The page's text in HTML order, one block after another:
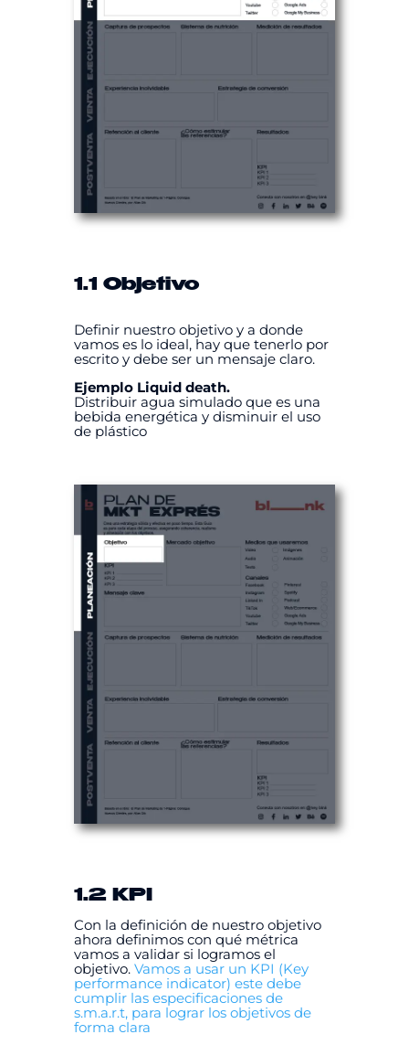
1.1 Objetivo
Definir nuestro objetivo y a donde
vamos es lo ideal, hay que tenerlo por
escrito y debe ser un mensaje claro.
Ejemplo Liquid death.
Distribuir agua simulado que es una
bebida energética y disminuir el uso
de plástico
1.2 KPI
Con la definición de nuestro objetivo
ahora definimos con qué métrica
vamos a validar si logramos el
objetivo. Vamos a usar un KPI (Key
performance indicator) este debe
cumplir las especificaciones de
s.m.a.r.t, para lograr los objetivos de
forma clara